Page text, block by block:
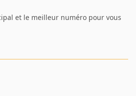
et le meilleur numéro pour vous